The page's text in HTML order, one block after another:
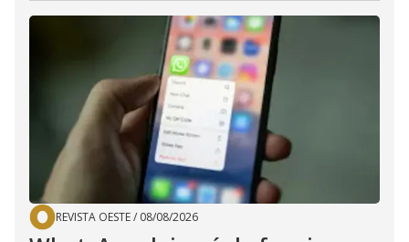
REVISTA OESTE/ 08/08/2026